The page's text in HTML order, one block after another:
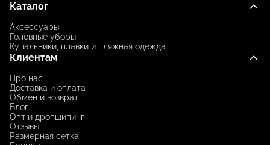
Каталог
Аксессуары
Головные уборы
Купальники, плавки и пляжная одежда
Клиентам
Про нас
Доставка и оплата
Обмен и возврат
Блог
Опт и дропшипинг
Отзывы
Размерная сетка